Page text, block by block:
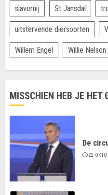
slavernij St Jansdal
uitstervende diersoorten
Willem Engel Willie Nelson
MISSCHIEN HEB JE HET
De
22